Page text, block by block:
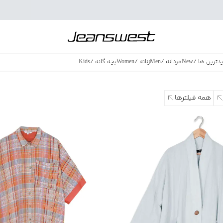
ها /
Newمردانه /
Menزنانه /
Womenبچه گانه /
Kids
همه فیلترها